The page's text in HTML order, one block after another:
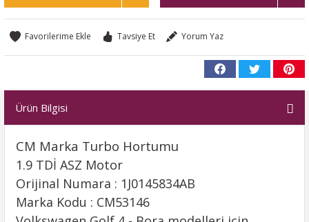
Tavsiye Et Yorum Yaz
Ürün Bilgisi
CM Marka Turbo Hortumu
1.9 TDİ ASZ Motor
Orijinal Numara : 1J0145834AB
Marka Kodu : CM53146